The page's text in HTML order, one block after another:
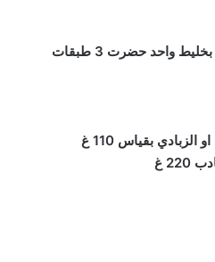
واحد حضرت 3 طبقات
بقياس 110 غ